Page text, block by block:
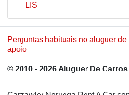
LIS
Perguntas habituais no aluguer de
apoio
© 2010 - 2026 Aluguer De